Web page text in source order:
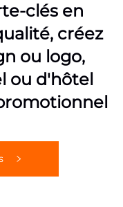
clés en
créez
ou logo,
ou d'hôtel